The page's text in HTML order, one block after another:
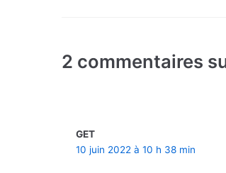
2 commentaires
GET
10 juin 2022 à 10 h 38 min